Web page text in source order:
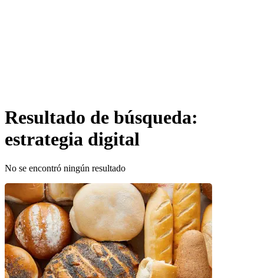
Resultado de búsqueda:
estrategia digital
No se encontró ningún resultado